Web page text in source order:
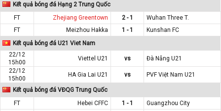
Kết quả bóng đá Hạng 2 Trung Quốc
FT
Zhejiang Greentown 2 - 1
Wuhan Three T.
FT
Meizhou Hakka 1 - 1
Kunshan FC
Kết quả bóng đá U21 Viet Nam
22/12
15h00
Viettel U21 vs
Đà Nẵng U21
22/12
15h00
HA Gia Lai U21 vs PVF Việt Nam U21
Kết quả bóng đá VĐQG Trung Quốc
FT
Hebei CFFC 1 - 1
Guangzhou City